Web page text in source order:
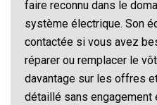
faire reconnu dans le
système électrique. Son
contactée si vous avez
réparer ou remplacer le
davantage sur les offres
détaillé sans